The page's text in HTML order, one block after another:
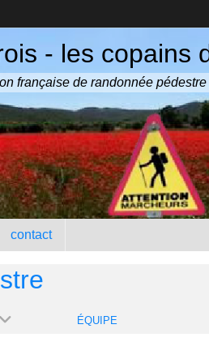
- les copains
française de randonnée pédestre
contact
ÉQUIPE